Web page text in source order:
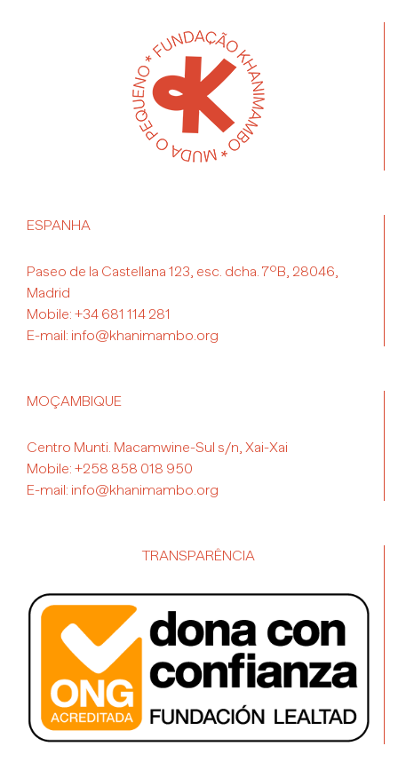
ESPANHA
Paseo de la Castellana 123, esc. dcha. 7ºB, 28046,
Madrid
Mobile: +34 681 114 281
E-mail: info@khanimambo.org
MOÇAMBIQUE
Centro Munti. Macamwine-Sul s/n, Xai-Xai
Mobile: +258 858 018 950
E-mail: info@khanimambo.org
TRANSPARÊNCIA